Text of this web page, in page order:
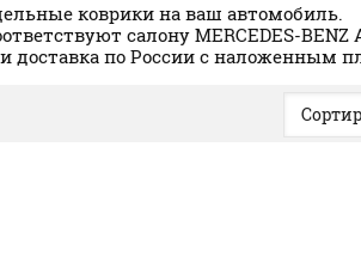
коврики на ваш автомобиль.
салону MERCEDES-BENZ
доставка по России с наложенным